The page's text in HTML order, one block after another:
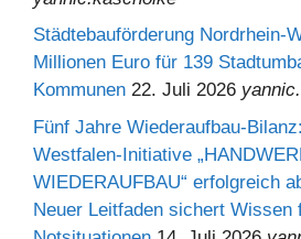
Städtebauförderung Nordrhein-
Millionen Euro für 139
Kommunen 22. Juli 2026
Fünf Jahre Wiederaufbau-
Westfalen-Initiative
WIEDERAUFBAU“ erfolgreich
Neuer Leitfaden sichert Wissen